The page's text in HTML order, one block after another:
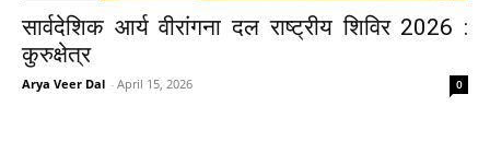
सार्वदेशिक आर्य वीरांगना दल राष्ट्रीय शिविर 2026 :
कुरुक्षेत्र
Arya Veer Dal - April 15, 2026 0